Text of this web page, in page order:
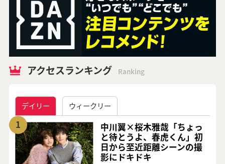
アクセスランキング Ranking
デイリー ウィークリー
1
中川翼×桜木雅哉「ちょっ
と待とうよ、春虎くん」初
日から至近距離シーンの撮
影にドキドキ